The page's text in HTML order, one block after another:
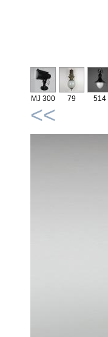
MJ 300 79 514
<<